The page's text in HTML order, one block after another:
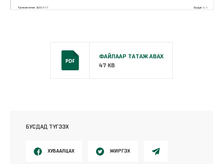
ФАЙЛААР ТАТАЖ АВАХ
47 KB
БУСДАД ТҮГЭЭХ
ХУВААЛЦАХ ЖИРГЭХ